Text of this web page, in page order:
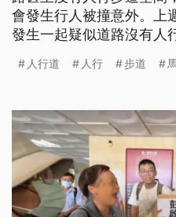
會發生行人被撞意外。上
發生一起疑似道路沒有人
人行道 人行 步道